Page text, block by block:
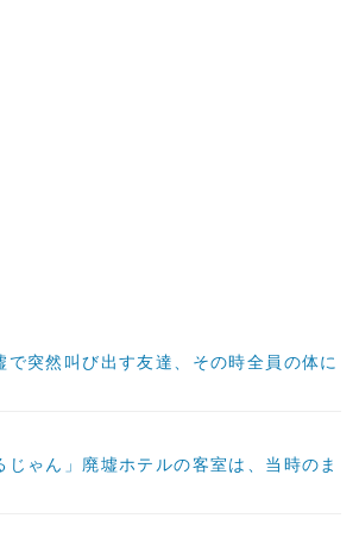
で突然叫び出す友達、その時全員の体に
じゃん」廃墟ホテルの客室は、当時のま